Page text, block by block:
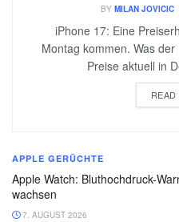
BY MILAN JOVICIC
iPhone 17: Eine
Montag kommen. Was
Preise aktuell in
APPLE GERÜCHTE
Apple Watch: Bluthochdruck-
wachsen
7. AUGUST 2026